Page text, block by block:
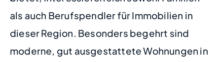
als auch Berufspendler für Immobilien in
dieser Region. Besonders begehrt sind
moderne, gut ausgestattete Wohnungen in